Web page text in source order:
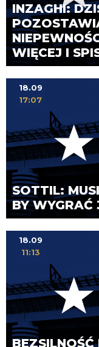
INZAGHI:
WIĘCEJ I
SOTTIL:
BY WYGRAĆ
18.09
17:07
18.09
11:13